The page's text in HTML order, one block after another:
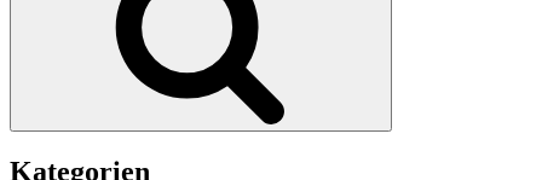
Kategorien